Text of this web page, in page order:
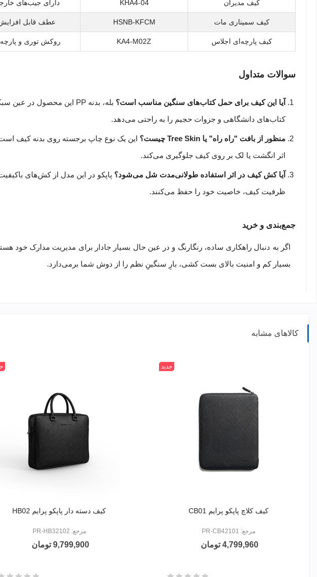
کیف مدیران KHA4-04 دارای جیب‌های
کیف سمیناری مات HSNB-KFCM عطف قابل
کیف پارچه‌ای اجلاس KA4-M02Z روکش توری و
سوالات متداول
آیا این کیف برای حمل کتاب‌های سنگین مناسب است؟
کتاب‌های دانشگاهی و جزوات حجیم را به راحتی می‌دهد.
منظور از بافت "راه راه" یا Tree Skin چیست؟
این یک نوع چاپ برجسته روی بدنه کیف
اثر انگشت یا لک بر روی کیف جلوگیری می‌کند.
آیا کش کیف در اثر استفاده طولانی‌مدت شل می‌شود؟ پاپکو در این مدل از کش‌های
ظرفیت کیف، خاصیت خود را حفظ می‌کنند.
جمع‌بندی و خرید
اگر به دنبال راهکاری ساده، رنگارنگ و در عین حال بسیار جادار برای مدیریت مدارک خود
بسیار کم و امنیت بالای بست کشی، بارِ سنگینِ نظم را از دوش شما برمی‌دارد.
کالاهای مشابه
جدید
کیف کلاچ پاپکو پرایم CB01
مرجع: PR-CB42101
4,799,960 تومان
کیف دسته دار پاپکو پرایم HB02
مرجع: PR-HB32102
9,799,900 تومان